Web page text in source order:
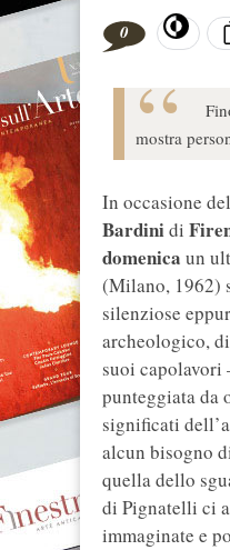
0
mostra
In occasione
Bardinidi
domenica un
(Milano, 1962)
silenziose
archeologico,
suoi capolavori
punteggiata da
significati
alcun bisogno
quella dello
di Pignatelli ci
immaginate e